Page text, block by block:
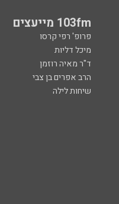
103fm מייעצים
פרופ' רפי קרסו
מיכל דליות
ד"ר מאיה רוזמן
הרב אפרים בן צבי
שיחות לילה